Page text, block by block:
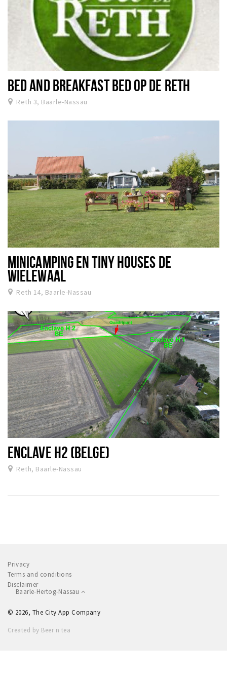
BED AND BREAKFAST BED OP DE RETH
Reth 3, Baarle-Nassau
MINICAMPING EN TINY HOUSES DE
WIELEWAAL
Reth 14, Baarle-Nassau
ENCLAVE H2 (BELGE)
Reth, Baarle-Nassau
Privacy
Terms and conditions
Disclaimer
Baarle-Hertog-Nassau
© 2026, The City App Company
Created by Beer n tea